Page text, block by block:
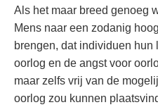
Als het maar breed genoeg
Mens naar een zodanig
brengen, dat individuen
oorlog en de angst voor
maar zelfs vrij van de
oorlog zou kunnen